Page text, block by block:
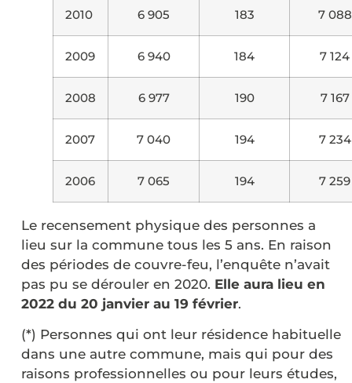
2010 6 905 183 7 088
2009 6 940 184 7 124
2008 6 977 190 7 167
2007 7 040 194 7 234
2006 7 065 194 7 259
Le recensement physique des personnes a
lieu sur la commune tous les 5 ans. En raison
des périodes de couvre-feu, l’enquête n’avait
pas pu se dérouler en 2020. Elle aura lieu en
2022 du 20 janvier au 19 février.
(*) Personnes qui ont leur résidence habituelle
dans une autre commune, mais qui pour des
raisons professionnelles ou pour leurs études,